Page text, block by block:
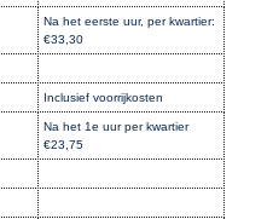
Na het eerste uur, per kwartier:
€33,30
Inclusief voorrijkosten
Na het 1e uur per kwartier
€23,75